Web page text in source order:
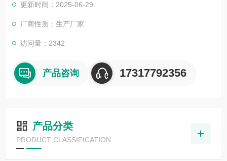
更新时间：2025-06-29
厂商性质：生产厂家
访问量：2342
产品咨询 17317792356
产品分类
PRODUCT CLASSIFICATION